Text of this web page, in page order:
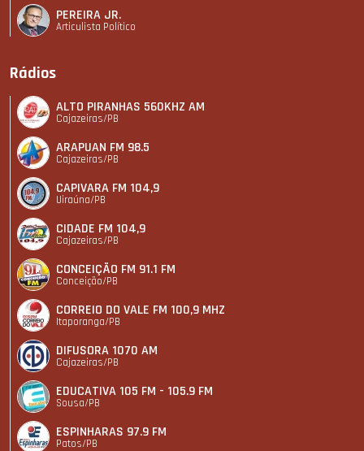
PEREIRA JR.
Articulista Polí­tico
Rádios
ALTO PIRANHAS 560KHZ AM
Cajazeiras/PB
ARAPUAN FM 98.5
Cajazeiras/PB
CAPIVARA FM 104,9
Uiraúna/PB
CIDADE FM 104,9
Cajazeiras/PB
CONCEIÇÃO FM 91.1 FM
Conceição/PB
CORREIO DO VALE FM 100,9 MHZ
Itaporanga/PB
DIFUSORA 1070 AM
Cajazeiras/PB
EDUCATIVA 105 FM - 105.9 FM
Sousa/PB
ESPINHARAS 97.9 FM
Patos/PB